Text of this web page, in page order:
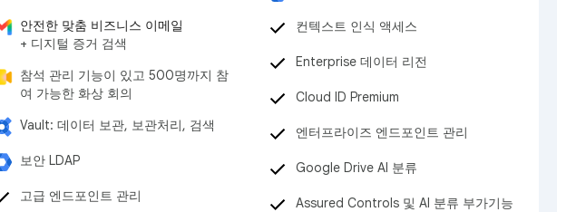
안전한 맞춤 비즈니스 이메일
+ 디지털 증거 검색
참석 관리 기능이 있고 500명까지 참
여 가능한 화상 회의
Vault: 데이터 보관, 보관처리, 검색
보안 LDAP
고급 엔드포인트 관리
컨텍스트 인식 액세스
Enterprise 데이터 리전
Cloud ID Premium
엔터프라이즈 엔드포인트 관리
Google Drive AI 분류
Assured Controls 및 AI 분류 부가기능